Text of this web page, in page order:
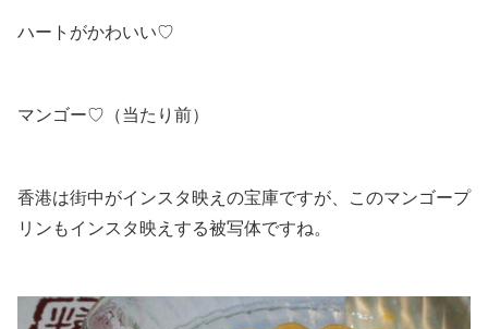
ハートがかわいい♡
マンゴー♡（当たり前）
香港は街中がインスタ映えの宝庫ですが、このマンゴープ
リンもインスタ映えする被写体ですね。